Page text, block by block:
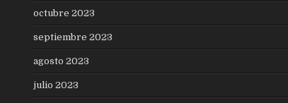
octubre 2023
septiembre 2023
agosto 2023
julio 2023